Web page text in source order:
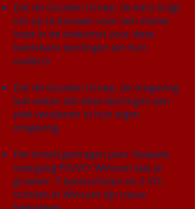
Dat de Gouden Groep, de kans krijgt
om op te bouwen voor een sterke
inzet in de toekomst voor deze
kwetsbare leerlingen (en hun
ouders).
Dat de Gouden Groep, de omgeving
laat weten dat deze leerlingen een
plek verdienen in hun eigen
omgeving.
Het breed gedragen plan ‘Soepele
overgang PO/VO: Winsum laat je
groeien’. 5 basisscholen en 2 VO-
scholen in Winsum zijn nauw